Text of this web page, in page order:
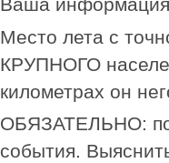
Ваша информация
Место лета с
КРУПНОГО
километрах он
ОБЯЗАТЕЛЬНО:
события.